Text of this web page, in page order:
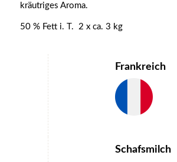
kräutriges Aroma.
50 % Fett i. T. 2 x ca. 3 kg
Frankreich
Schafsmilch